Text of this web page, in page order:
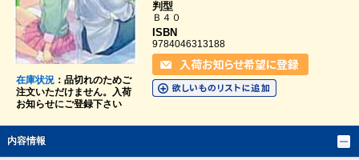
在庫状況：品切れのためご
注文いただけません。入荷
お知らせにご登録下さい
判型
Ｂ４０
ISBN
9784046313188
内容情報